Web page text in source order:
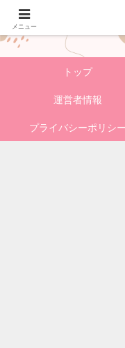
トップ
運営者情報
プライバシーポリシー
メニュー